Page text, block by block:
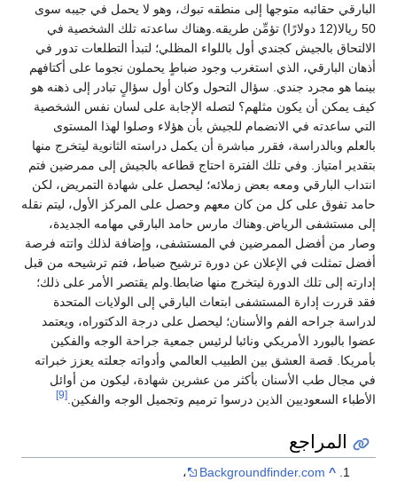
البارقي حقائبه متوجها إلى منطقه تبوك، وهو لا يحمل في جيبه سوى
50 ريالا(12 دولارًا) تؤمِّن طريقه.وهناك ساعدته تلك الشخصية في
الالتحاق بالجيش كجندي أول باللواء المظلي؛ لتبدأ التطلعات تدور في
أذهان البارقي، الذي استغرب وجود ضباطٍ يحملون نجوما على أكتافهم
بينما هو مجرد جندي. سؤال التحول وكان أول سؤالٍ تبادر إلى ذهنه هو
كيف يمكن أن يكون مثلهم؟ لتصله الإجابة على لسان نفس الشخصية
التي ساعدته في الانضمام للجيش بأن هؤلاء وصلوا لهذا المستوى
بالعلم وبالدراسة، فقرر مباشرة أن يكمل دراسته الثانوية ليتخرج منها
بتقدير امتياز. وفي تلك الفترة احتاج قطاعه بالجيش إلى ممرضين فتم
انتداب البارقي ومعه بعض زملائه؛ ليحصل على شهادة التمريض، لكن
حامد تفوق على كل من كان معهم وحصل على المركز الأول، ليتم نقله
إلى مستشفى الرياض.وهناك مارس حامد البارقي مهامه الجديدة،
وصار من أفضل الممرضين في المستشفى، وإضافة لذلك واتته فرصة
أفضل تمثلت في الإعلان عن دورة ترشيح ضباط، فتم ترشيحه من قبل
إدارته إلى تلك الدورة ليتخرج منها ضابطا.ولم يقتصر الأمر على ذلك؛
فقد قررت إدارة المستشفى ابتعاث البارقي إلى الولايات المتحدة
لدراسة جراحه الفم والأسنان؛ ليحصل على درجة الدكتوراه، ويعتمد
عضوا بالبورد الأمريكي ونائبا لرئيس جمعية جراحة الوجه والفكين
بأمريكا. قصة العشق بين الطبيب العالمي وأدواته جعلته يعزز خبراته
في مجال طب الأسنان بأكثر من عشرين شهادة، ليكون من أوائل
الأطباء السعوديين الذين درسوا ترميم وتجميل الوجه والفكين. [9]
المراجع
^
Backgroundfinder.com
،